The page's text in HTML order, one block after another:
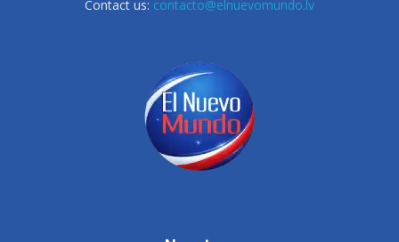
Contact us: contacto@elnuevomundo.lv